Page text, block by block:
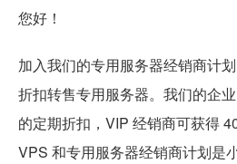
您好！
加入我们的专用服务器经销商计
折扣转售专用服务器。我们的企
的定期折扣，VIP 经销商可获得
VPS 和专用服务器经销商计划是